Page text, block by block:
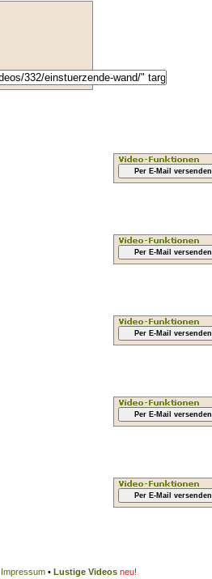
Per E-Mail versenden
Per E-Mail versenden
Per E-Mail versenden
Per E-Mail versenden
Per E-Mail versenden
Impressum• Lustige Videos neu!